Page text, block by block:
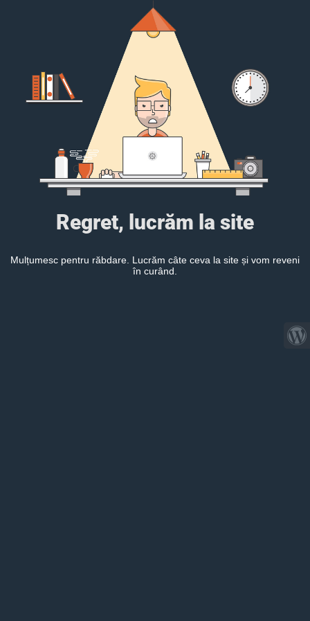
Regret, lucrăm la site
Mulțumesc pentru răbdare. Lucrăm câte ceva la site și vom reveni
în curând.